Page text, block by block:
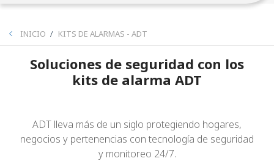
BREADCRUMB
INICIO KITS DE ALARMAS - ADT
Soluciones de seguridad con los
kits de alarma ADT
ADT lleva más de un siglo protegiendo hogares,
negocios y pertenencias con tecnología de seguridad
y monitoreo 24/7.